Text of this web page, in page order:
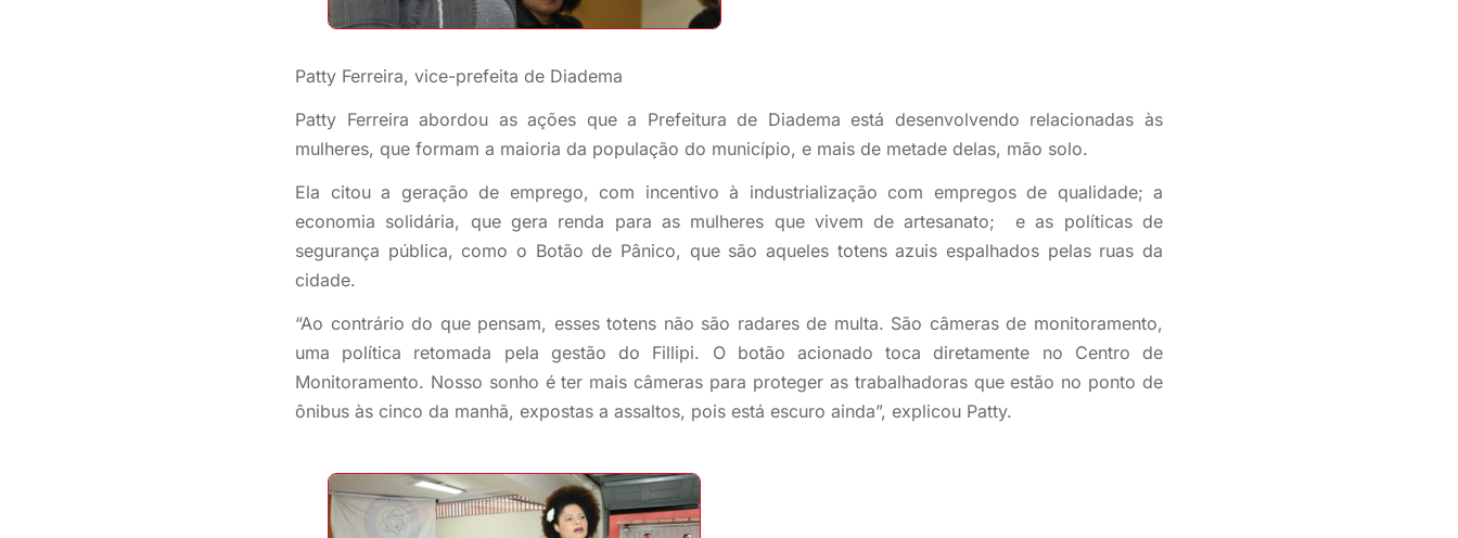
Patty Ferreira, vice-prefeita de Diadema
Patty Ferreira abordou as ações que a Prefeitura de Diadema está desenvolvendo relacionadas às
mulheres, que formam a maioria da população do município, e mais de metade delas, mão solo.
Ela citou a geração de emprego, com incentivo à industrialização com empregos de qualidade; a
economia solidária, que gera renda para as mulheres que vivem de artesanato; e as políticas de
segurança pública, como o Botão de Pânico, que são aqueles totens azuis espalhados pelas ruas da
cidade.
“Ao contrário do que pensam, esses totens não são radares de multa. São câmeras de monitoramento,
uma política retomada pela gestão do Fillipi. O botão acionado toca diretamente no Centro de
Monitoramento. Nosso sonho é ter mais câmeras para proteger as trabalhadoras que estão no ponto de
ônibus às cinco da manhã, expostas a assaltos, pois está escuro ainda”, explicou Patty.